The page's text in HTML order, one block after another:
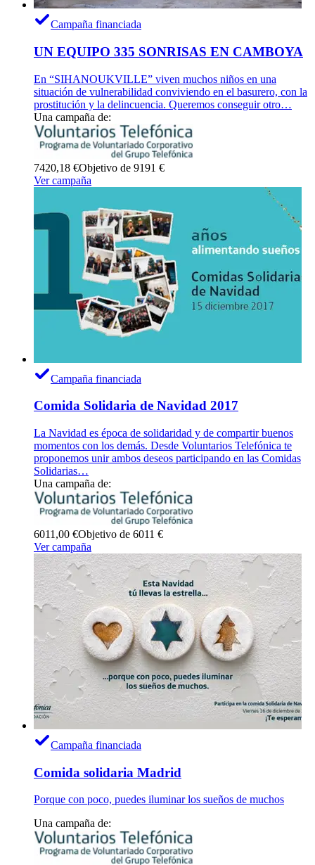
Campaña financiada
UN EQUIPO 335 SONRISAS EN CAMBOYA
En “SIHANOUKVILLE” viven muchos niños en una
situación de vulnerabilidad conviviendo en el basurero, con la
prostitución y la delincuencia. Queremos conseguir otro…
Una campaña de:
7420,18 €Objetivo de 9191 €
Ver campaña
Campaña financiada
Comida Solidaria de Navidad 2017
La Navidad es época de solidaridad y de compartir buenos
momentos con los demás. Desde Voluntarios Telefónica te
proponemos unir ambos deseos participando en las Comidas
Solidarias…
Una campaña de:
6011,00 €Objetivo de 6011 €
Ver campaña
Campaña financiada
Comida solidaria Madrid
Porque con poco, puedes iluminar los sueños de muchos
Una campaña de: